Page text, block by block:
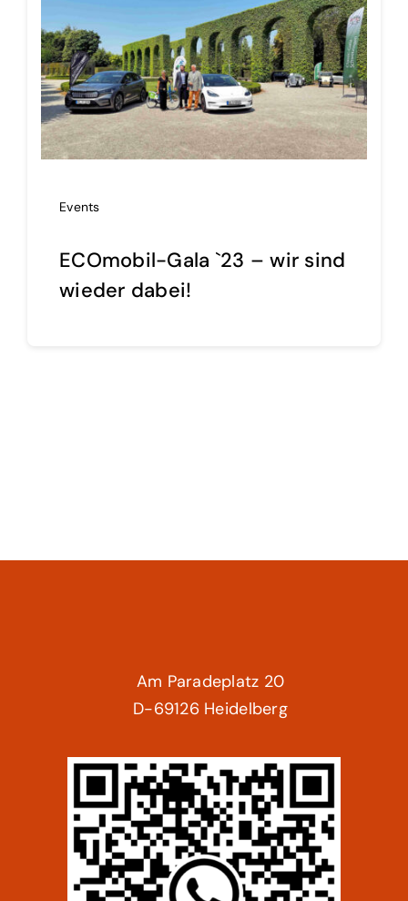
Events
ECOmobil-Gala `23 – wir sind
wieder dabei!
Am Paradeplatz 20
D-69126 Heidelberg